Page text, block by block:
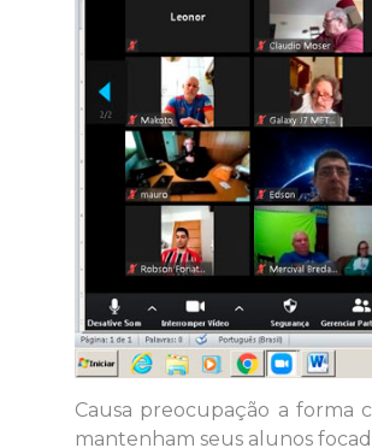
Causa preocupação a forma
mantenham seus alunos